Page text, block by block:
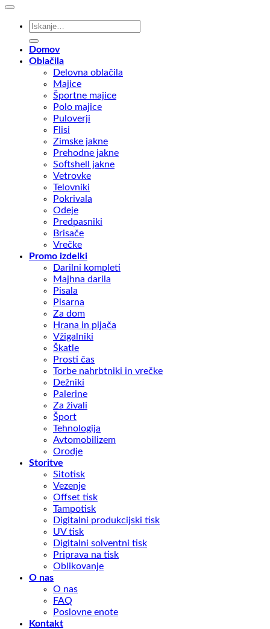
Išči:
Domov
Oblačila
Delovna oblačila
Majice
Športne majice
Polo majice
Puloverji
Flisi
Zimske jakne
Prehodne jakne
Softshell jakne
Vetrovke
Telovniki
Pokrivala
Odeje
Predpasniki
Brisače
Vrečke
Promo izdelki
Darilni kompleti
Majhna darila
Pisala
Pisarna
Za dom
Hrana in pijača
Vžigalniki
Škatle
Prosti čas
Torbe nahrbtniki in vrečke
Dežniki
Palerine
Za živali
Šport
Tehnologija
Avtomobilizem
Orodje
Storitve
Sitotisk
Vezenje
Offset tisk
Tampotisk
Digitalni produkcijski tisk
UV tisk
Digitalni solventni tisk
Priprava na tisk
Oblikovanje
O nas
O nas
FAQ
Poslovne enote
Kontakt